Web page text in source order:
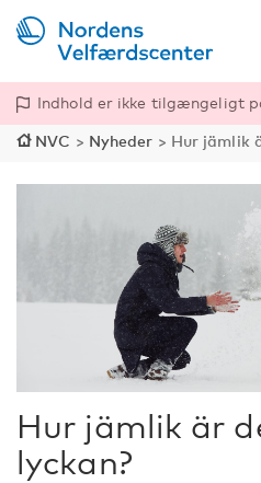
Indhold er ikke tilgængeligt
NVC > Nyheder > Hur jämlik
Hur jämlik är
lyckan?